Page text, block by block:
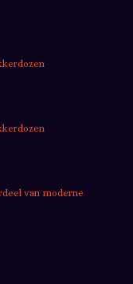
van moderne